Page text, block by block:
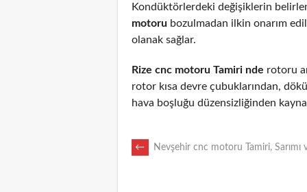
Kondüktörlerdeki değişiklerin
motoru bozulmadan ilkin onarım
olanak sağlar.
Rize cnc motoru Tamiri nde rotoru
rotor kısa devre çubuklarından,
hava boşluğu düzensizliğinden
POST
← Nevşehir cnc motoru Tamiri, Sarımı